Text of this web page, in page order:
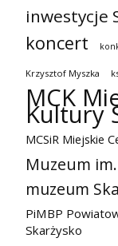
inwestycje
koncert
Krzysztof Myszka
MCK
Kultury
MCSiR Miejskie
Muzeum im.
muzeum
PiMBP
Skarżysko